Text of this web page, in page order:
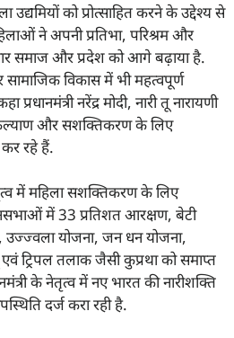
उद्यमियों को प्रोत्साहित करने के उद्देश्य से
ने अपनी प्रतिभा, परिश्रम और
समाज और प्रदेश को आगे बढ़ाया है.
विकास में भी महत्वपूर्ण
नरेंद्र मोदी, नारी तू नारायणी
और सशक्तिकरण के लिए
रहे हैं.
में महिला सशक्तिकरण के लिए
में 33 प्रतिशत आरक्षण, बेटी
योजना, जन धन योजना,
ट्रिपल तलाक जैसी कुप्रथा को समाप्त
के नेतृत्व में नए भारत की नारीशक्ति
दर्ज करा रही है.